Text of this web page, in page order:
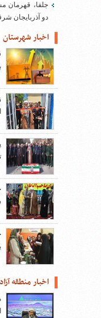
جلفا، قهرمان
دو آذربایجان
اخبار شهرستان
اخبار منطقه